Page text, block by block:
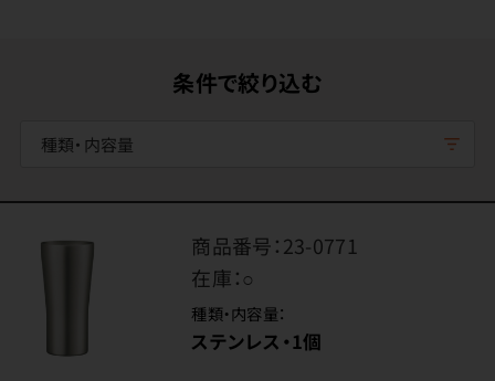
条件で絞り込む
種類・内容量
商品番号：23-0771
在庫：○
種類・内容量：
ステンレス・1個